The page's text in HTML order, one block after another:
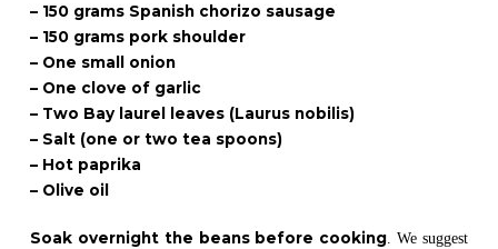
– 150 grams Spanish chorizo sausage
– 150 grams pork shoulder
– One small onion
– One clove of garlic
– Two Bay laurel leaves (Laurus nobilis)
– Salt (one or two tea spoons)
– Hot paprika
– Olive oil
Soak overnight the beans before cooking. We suggest